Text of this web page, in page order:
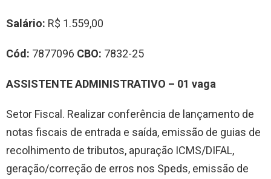
Salário: R$ 1.559,00
Cód: 7877096 CBO: 7832-25
ASSISTENTE ADMINISTRATIVO – 01 vaga
Setor Fiscal. Realizar conferência de lançamento de
notas fiscais de entrada e saída, emissão de guias de
recolhimento de tributos, apuração ICMS/DIFAL,
geração/correção de erros nos Speds, emissão de